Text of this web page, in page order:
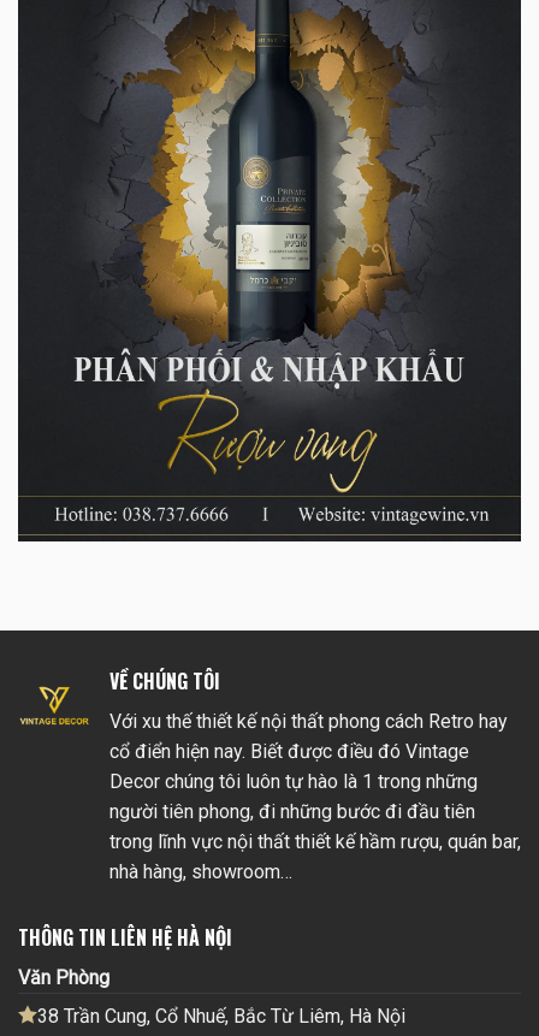
VỀ CHÚNG TÔI
Với xu thế thiết kế nội thất phong cách Retro hay
cổ điển hiện nay. Biết được điều đó Vintage
Decor chúng tôi luôn tự hào là 1 trong những
người tiên phong, đi những bước đi đầu tiên
trong lĩnh vực nội thất thiết kế hầm rượu, quán bar,
nhà hàng, showroom…
THÔNG TIN LIÊN HỆ HÀ NỘI
Văn Phòng
38 Trần Cung, Cổ Nhuế, Bắc Từ Liêm, Hà Nội